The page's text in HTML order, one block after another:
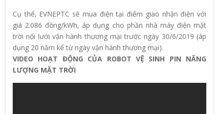
Cụ thể, EVNEPTC sẽ mua điện tại điểm giao nhận điện với
giá 2.086 đồng/kWh, áp dụng cho phần nhà máy điện mặt
trời nối lưới vận hành thương mại trước ngày 30/6/2019 (áp
dụng 20 năm kể từ ngày vận hành thương mại).
VIDEO HOẠT ĐỘNG CỦA ROBOT VỆ SINH PIN NĂNG
LƯỢNG MẶT TRỜI